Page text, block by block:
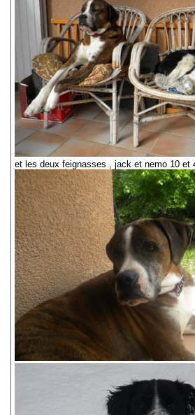
et les deux feignasses , jack et nemo 10 et